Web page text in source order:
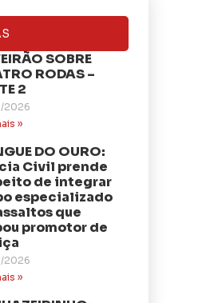
SOBRE
RODAS –
2
2026
»
DO OURO:
Civil prende
de integrar
especializado
que
promotor de
2026
»